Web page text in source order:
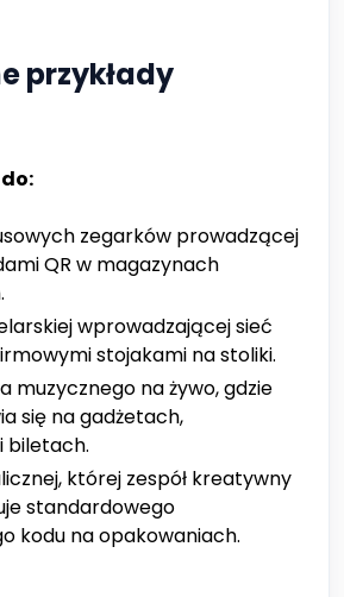
przykłady
zegarków prowadzącej
QR w magazynach
wprowadzającej sieć
stojakami na stoliki.
muzycznego na żywo, gdzie
się na gadżetach,
biletach.
której zespół kreatywny
standardowego
kodu na opakowaniach.